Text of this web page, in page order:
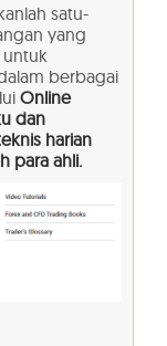
satu-
yang
berbagai
Online
dan
harian
para ahli.